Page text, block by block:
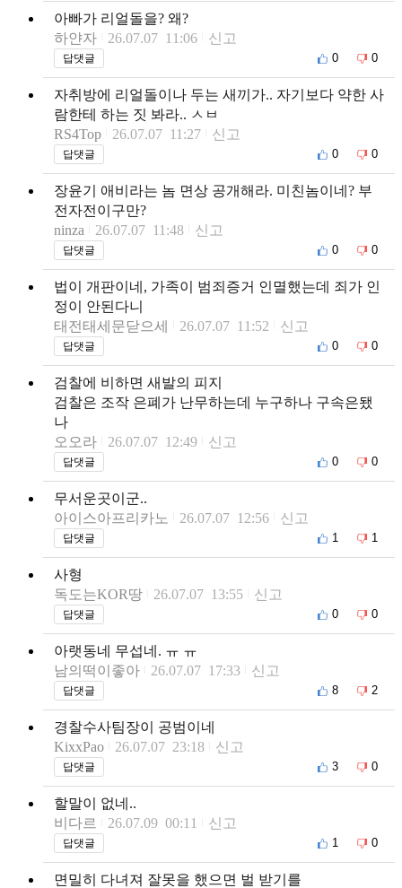
아빠가 리얼돌을? 왜?
하얀자
26.07.07 11:06 신고
답댓글 0 0
자취방에 리얼돌이나 두는 새끼가.. 자기보다 약한 사
람한테 하는 짓 봐라.. ㅅㅂ
RS4Top
26.07.07 11:27 신고
답댓글 0 0
장윤기 애비라는 놈 면상 공개해라. 미친놈이네? 부
전자전이구만?
ninza
26.07.07 11:48 신고
답댓글 0 0
법이 개판이네, 가족이 범죄증거 인멸했는데 죄가 인
정이 안된다니
태전태세문닫으세
26.07.07 11:52 신고
답댓글 0 0
검찰에 비하면 새발의 피지
검찰은 조작 은폐가 난무하는데 누구하나 구속은됐
나
오오라
26.07.07 12:49 신고
답댓글 0 0
무서운곳이군..
아이스아프리카노
26.07.07 12:56 신고
답댓글 1 1
사형
독도는KOR땅
26.07.07 13:55 신고
답댓글 0 0
아랫동네 무섭네. ㅠ ㅠ
남의떡이좋아
26.07.07 17:33 신고
답댓글 8 2
경찰수사팀장이 공범이네
KixxPao
26.07.07 23:18 신고
답댓글 3 0
할말이 없네..
비다르
26.07.09 00:11 신고
답댓글 1 0
면밀히 다녀져 잘못을 했으면 벌 받기를